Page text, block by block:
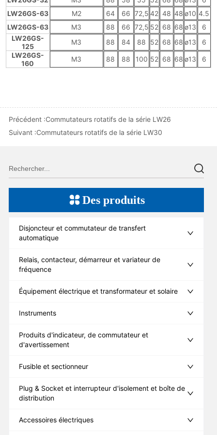
Précédent :Commutateurs rotatifs de la série LW26
Suivant :Commutateurs rotatifs de la série LW30
Des produits
Disjoncteur et commutateur de transfert
automatique
Relais, contacteur, démarreur et variateur de
fréquence
Équipement électrique et transformateur et solaire
Instruments
Produits d'indicateur, de commutateur et
d'avertissement
Fusible et sectionneur
Plug & Socket et interrupteur d'isolement et boîte de
distribution
Accessoires électriques